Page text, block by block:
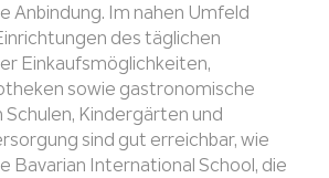
Anbindung. Im nahen Umfeld
des täglichen
Einkaufsmöglichkeiten,
sowie gastronomische
Kindergärten und
sind gut erreichbar, wie
Bavarian International School, die